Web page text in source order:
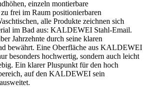
einzeln montierbare
frei im Raum positionierbaren
alle Produkte zeichnen sich
im Bad aus: KALDEWEI Stahl-Email.
Jahrzehnte durch seine klaren
bewährt. Eine Oberfläche aus KALDEWEI
besonders hochwertig, sondern auch leicht
Ein klarer Pluspunkt für den hoch
auf den KALDEWEI sein